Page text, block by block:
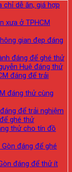
chỉ dễ ăn, giá hợp
xưa ở TPHCM
gian đẹp đáng
đáng để ghé thử
Huệ đáng thử
đáng để trải
đáng thử cùng
để trải nghiệm
ghé thử
thử cho tín đồ
đáng để ghé
đáng để thử ít